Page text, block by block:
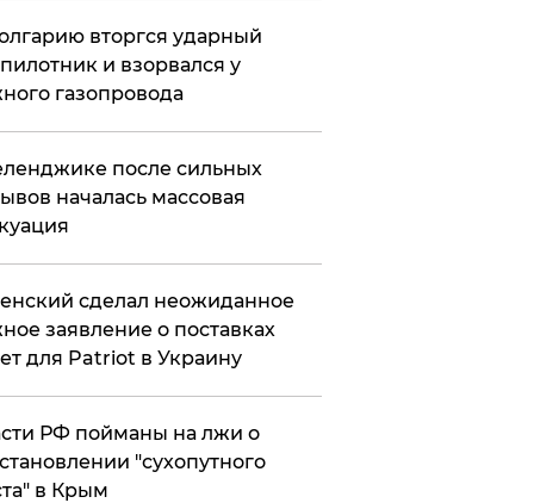
вторгся ударный
и взорвался у
газопровода
после сильных
началась массовая
сделал неожиданное
заявление о поставках
для Patriot в Украину
РФ пойманы на лжи о
"сухопутного
в Крым